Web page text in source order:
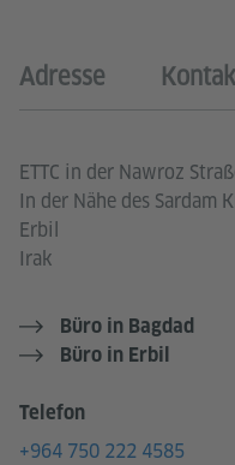
Adresse
ETTC in der Nawroz
In der Nähe des Sardam
Erbil
Irak
Büro in Bagdad
Büro in Erbil
Telefon
+964 750 222 4585